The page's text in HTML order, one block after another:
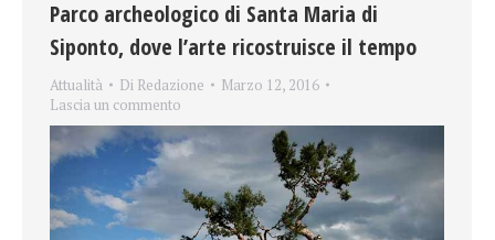
Parco archeologico di Santa Maria di
Siponto, dove l’arte ricostruisce il tempo
Attualità Di Redazione
Marzo 12, 2016
Lascia un commento